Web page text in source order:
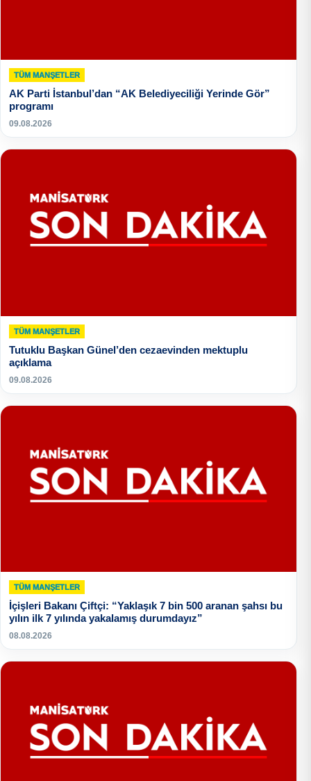
TÜM MANŞETLER
AK Parti İstanbul’dan “AK Belediyeciliği Yerinde Gör”
programı
09.08.2026
TÜM MANŞETLER
Tutuklu Başkan Günel’den cezaevinden mektuplu
açıklama
09.08.2026
TÜM MANŞETLER
İçişleri Bakanı Çiftçi: “Yaklaşık 7 bin 500 aranan şahsı bu
yılın ilk 7 yılında yakalamış durumdayız”
08.08.2026